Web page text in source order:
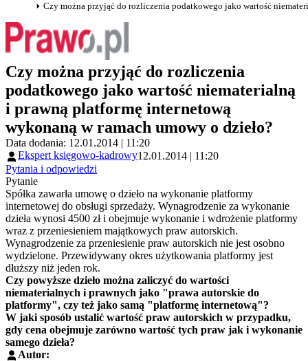
Czy można przyjąć do rozliczenia podatkowego jako wartość
Czy można przyjąć do rozliczenia
podatkowego jako wartość niematerialną
i prawną platformę internetową
wykonaną w ramach umowy o dzieło?
Data dodania: 12.01.2014 | 11:20
Ekspert księgowo-kadrowy12.01.2014 | 11:20
Pytania i odpowiedzi
Pytanie
Spółka zawarła umowę o dzieło na wykonanie platformy
internetowej do obsługi sprzedaży. Wynagrodzenie za wykonanie
dzieła wynosi 4500 zł i obejmuje wykonanie i wdrożenie platformy
wraz z przeniesieniem majątkowych praw autorskich.
Wynagrodzenie za przeniesienie praw autorskich nie jest osobno
wydzielone. Przewidywany okres użytkowania platformy jest
dłuższy niż jeden rok.
Czy powyższe dzieło można zaliczyć do wartości
niematerialnych i prawnych jako "prawa autorskie do
platformy", czy też jako samą "platformę internetową"?
W jaki sposób ustalić wartość praw autorskich w przypadku,
gdy cena obejmuje zarówno wartość tych praw jak i wykonanie
samego dzieła?
Autor: